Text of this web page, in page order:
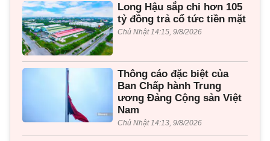
Long Hậu sắp chi hơn 105
tỷ đồng trả cổ tức tiền mặt
Chủ Nhật 14:15, 9/8/2026
Thông cáo đặc biệt của
Ban Chấp hành Trung
ương Đảng Cộng sản Việt
Nam
Chủ Nhật 14:13, 9/8/2026